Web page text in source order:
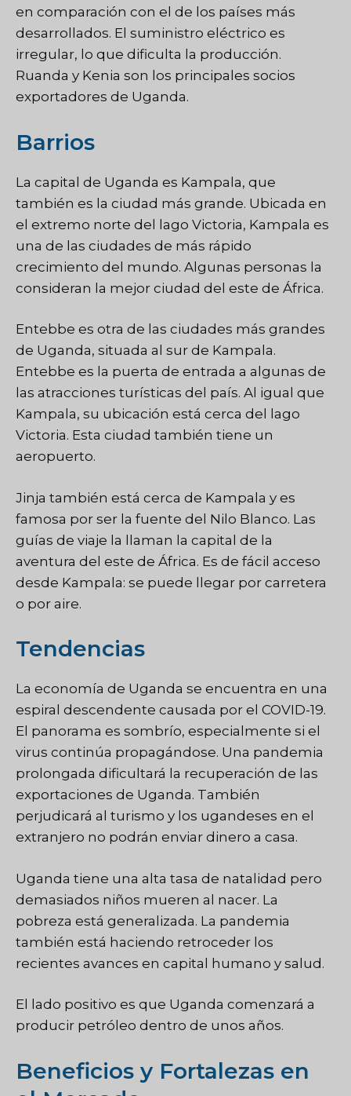
en comparación con el de los países más
desarrollados. El suministro eléctrico es
irregular, lo que dificulta la producción.
Ruanda y Kenia son los principales socios
exportadores de Uganda.
Barrios
La capital de Uganda es Kampala, que
también es la ciudad más grande. Ubicada en
el extremo norte del lago Victoria, Kampala es
una de las ciudades de más rápido
crecimiento del mundo. Algunas personas la
consideran la mejor ciudad del este de África.
Entebbe es otra de las ciudades más grandes
de Uganda, situada al sur de Kampala.
Entebbe es la puerta de entrada a algunas de
las atracciones turísticas del país. Al igual que
Kampala, su ubicación está cerca del lago
Victoria. Esta ciudad también tiene un
aeropuerto.
Jinja también está cerca de Kampala y es
famosa por ser la fuente del Nilo Blanco. Las
guías de viaje la llaman la capital de la
aventura del este de África. Es de fácil acceso
desde Kampala: se puede llegar por carretera
o por aire.
Tendencias
La economía de Uganda se encuentra en una
espiral descendente causada por el COVID-19.
El panorama es sombrío, especialmente si el
virus continúa propagándose. Una pandemia
prolongada dificultará la recuperación de las
exportaciones de Uganda. También
perjudicará al turismo y los ugandeses en el
extranjero no podrán enviar dinero a casa.
Uganda tiene una alta tasa de natalidad pero
demasiados niños mueren al nacer. La
pobreza está generalizada. La pandemia
también está haciendo retroceder los
recientes avances en capital humano y salud.
El lado positivo es que Uganda comenzará a
producir petróleo dentro de unos años.
Beneficios y Fortalezas en